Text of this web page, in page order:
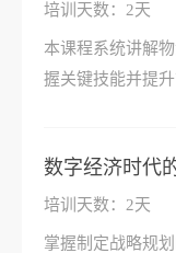
培训天数：2天
本课程系统讲解
握关键技能并提
数字经济时代
培训天数：2天
掌握制定战略规